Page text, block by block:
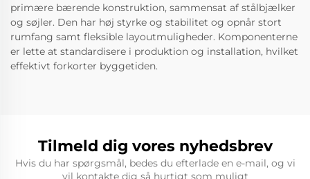
primære bærende konstruktion, sammensat af stålbjælker
og søjler. Den har høj styrke og stabilitet og opnår stort
rumfang samt fleksible layoutmuligheder. Komponenterne
er lette at standardisere i produktion og installation, hvilket
effektivt forkorter byggetiden.
Tilmeld dig vores nyhedsbrev
Hvis du har spørgsmål, bedes du efterlade en e-mail, og vi
vil kontakte dig så hurtigt som muligt